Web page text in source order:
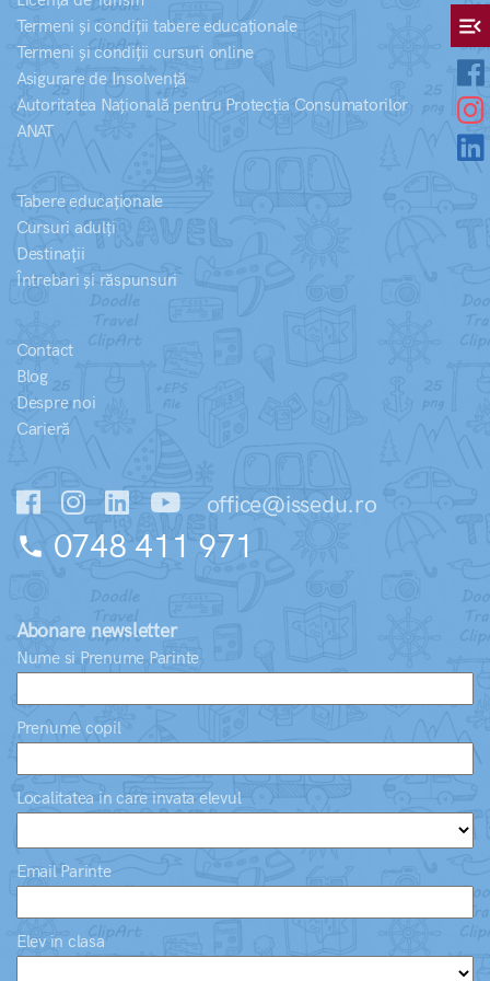
menu_open
Termeni și condiții tabere educaționale
Termeni și condiții cursuri online
Asigurare de Insolvență
Autoritatea Națională pentru Protecția Consumatorilor
ANAT
Tabere educaționale
Cursuri adulți
Destinații
Întrebari și răspunsuri
Contact
Blog
Despre noi
Carieră
office@issedu.ro
phone 0748 411 971
Abonare newsletter
Nume si Prenume Parinte
Prenume copil
Localitatea in care invata elevul
Email Parinte
Elev in clasa